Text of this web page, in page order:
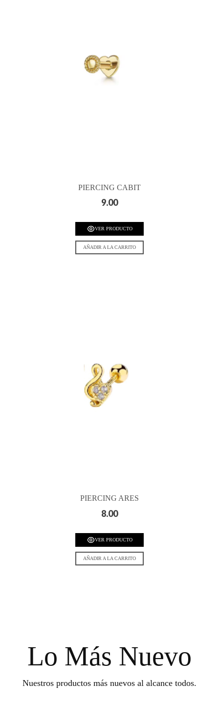
PIERCING CABIT
9.00
VER PRODUCTO
AÑADIR A LA CARRITO
PIERCING ARES
8.00
VER PRODUCTO
AÑADIR A LA CARRITO
Lo Más Nuevo
Nuestros productos más nuevos al alcance todos.